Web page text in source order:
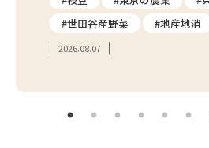
#世田谷産野菜
#地産地消
2026.08.07